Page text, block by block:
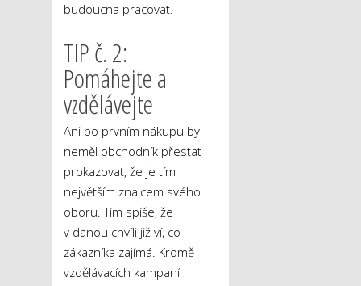
budoucna pracovat.
TIP č. 2:
Pomáhejte a
vzdělávejte
Ani po prvním nákupu by
neměl obchodník přestat
prokazovat, že je tím
největším znalcem svého
oboru. Tím spíše, že
v danou chvíli již ví, co
zákazníka zajímá. Kromě
vzdělávacích kampaní